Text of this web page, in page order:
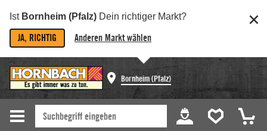
Ist Bornheim (Pfalz) Dein richtiger Markt?
JA, RICHTIG Anderen Markt wählen
Bornheim (Pfalz)